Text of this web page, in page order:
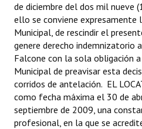
de diciembre del dos mil nueve
ello se conviene expresamente
Municipal, de rescindir el
genere derecho indemnizatorio
Falcone con la sola obligación
Municipal de preavisar esta
corridos de antelación. EL
como fecha máxima el 30 de
septiembre de 2009, una
profesional, en la que se